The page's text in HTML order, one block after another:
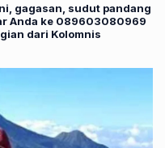
gagasan, sudut pandang
Anda ke 089603080969
dari Kolomnis